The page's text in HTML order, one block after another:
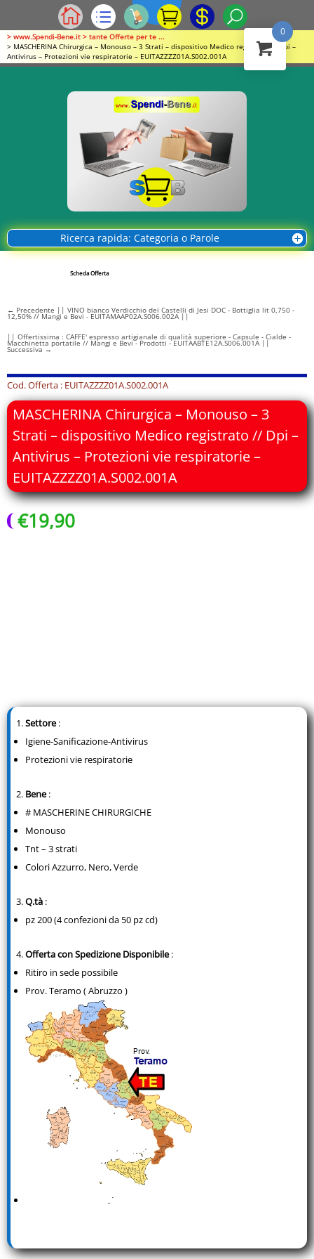
> www.Spendi-Bene.it > tante Offerte per te ...
> MASCHERINA Chirurgica – Monouso – 3 Strati – dispositivo Medico registrato // Dpi –
Antivirus – Protezioni vie respiratorie – EUITAZZZZ01A.S002.001A
Ricerca rapida: Categoria o Parole
Scheda Offerta
← Precedente || VINO bianco Verdicchio dei Castelli di Jesi DOC - Bottiglia lit 0,750 -
12,50% // Mangi e Bevi - EUITAMAAP02A.S006.002A ||
|| Offertissima : CAFFE' espresso artigianale di qualità superiore - Capsule - Cialde -
Macchinetta portatile // Mangi e Bevi - Prodotti - EUITAABTE12A.S006.001A ||
Successiva →
Cod. Offerta : EUITAZZZZ01A.S002.001A
MASCHERINA Chirurgica – Monouso – 3
Strati – dispositivo Medico registrato // Dpi –
Antivirus – Protezioni vie respiratorie –
EUITAZZZZ01A.S002.001A
€19,90
Settore:
Igiene-Sanificazione-Antivirus
Protezioni vie respiratorie
Bene:
# MASCHERINE CHIRURGICHE
Monouso
Tnt – 3 strati
Colori Azzurro, Nero, Verde
Q.tà :
pz 200 (4 confezioni da 50 pz cd)
Offerta con Spedizione Disponibile:
Ritiro in sede possibile
Prov. Teramo ( Abruzzo )
0